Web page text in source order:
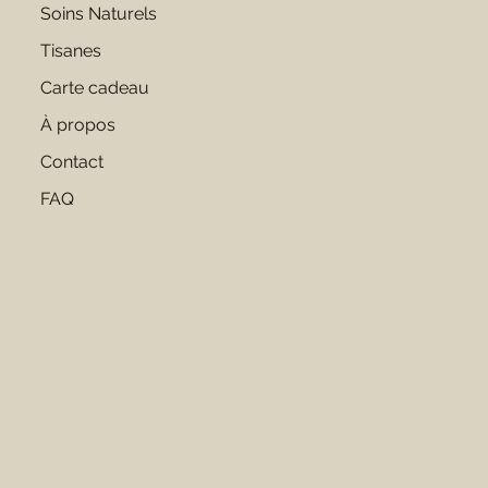
Prix
16,00 €
Prix
12,00 €
Prix
16,00 €
Soins Naturels
Tisanes
Carte cadeau
À propos
Contact
FAQ